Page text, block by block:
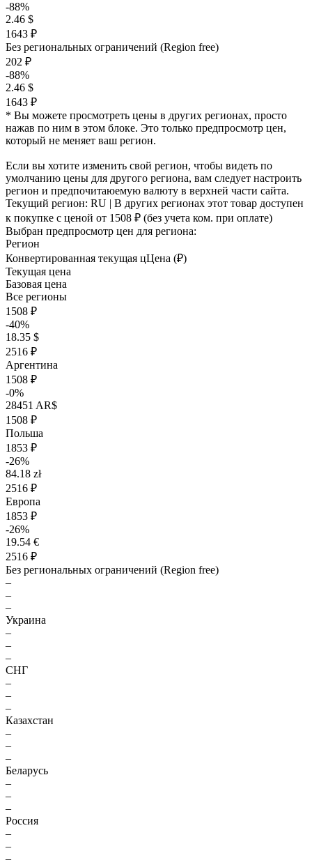
-88%
2.46 $
1643 ₽
Без региональных ограничений (Region free)
202 ₽
-88%
2.46 $
1643 ₽
* Вы можете просмотреть цены в других регионах, просто
нажав по ним в этом блоке. Это только предпросмотр цен,
который не меняет ваш регион.
Если вы хотите изменить свой регион, чтобы видеть по
умолчанию цены для другого региона, вам следует настроить
регион и предпочитаюемую валюту в верхней части сайта.
Текущий регион: RU | В других регионах этот товар доступен
к покупке с ценой от 1508 ₽ (без учета ком. при оплате)
Выбран предпросмотр цен для региона:
Регион
Конвертированная текущая цЦена (₽)
Текущая цена
Базовая цена
Все регионы
1508 ₽
-40%
18.35 $
2516 ₽
Аргентина
1508 ₽
-0%
28451 AR$
1508 ₽
Польша
1853 ₽
-26%
84.18 zł
2516 ₽
Европа
1853 ₽
-26%
19.54 €
2516 ₽
Без региональных ограничений (Region free)
–
–
–
Украина
–
–
–
СНГ
–
–
–
Казахстан
–
–
–
Беларусь
–
–
–
Россия
–
–
–